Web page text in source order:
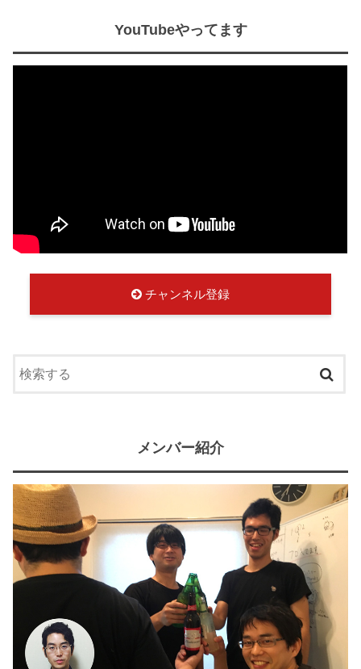
YouTubeやってます
チャンネル登録
メンバー紹介